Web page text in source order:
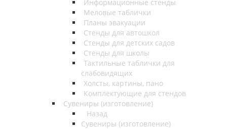
Информационные стенды
Меловые таблички
Планы эвакуации
Стенды для автошкол
Стенды для детских садов
Стенды для школы
Тактильные таблички для
слабовидящих
Холсты, картины, пано
Комплектующие для стендов
Сувениры (изготовление)
Назад
Сувениры (изготовление)